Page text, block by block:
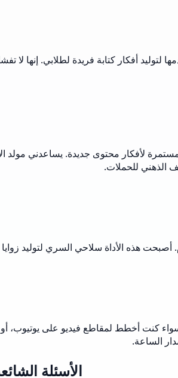
لتوليد أفكار كتابة فريدة لطلابي. إنها
لأفكار محتوى جديدة. يساعدني مولد
الذهني للحملات.
هذه الأداة سلاحي السري لتوليد
كنت أخطط لمقاطع فيديو على يوتيوب،
الساعة.
الأسئلة